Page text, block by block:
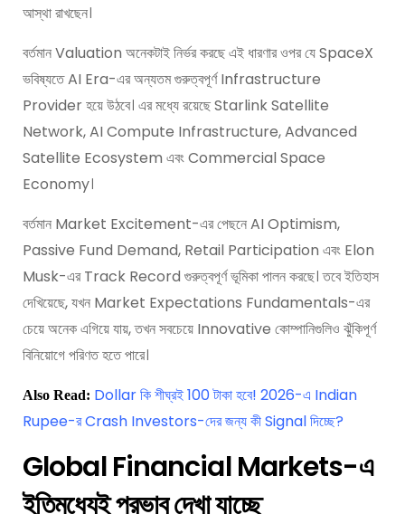
আস্থা রাখছেন।
বর্তমান Valuation অনেকটাই নির্ভর করছে এই ধারণার ওপর যে SpaceX
ভবিষ্যতে AI Era-এর অন্যতম গুরুত্বপূর্ণ Infrastructure
Provider হয়ে উঠবে। এর মধ্যে রয়েছে Starlink Satellite
Network, AI Compute Infrastructure, Advanced
Satellite Ecosystem এবং Commercial Space
Economy।
বর্তমান Market Excitement-এর পেছনে AI Optimism,
Passive Fund Demand, Retail Participation এবং Elon
Musk-এর Track Record গুরুত্বপূর্ণ ভূমিকা পালন করছে। তবে ইতিহাস
দেখিয়েছে, যখন Market Expectations Fundamentals-এর
চেয়ে অনেক এগিয়ে যায়, তখন সবচেয়ে Innovative কোম্পানিগুলিও ঝুঁকিপূর্ণ
বিনিয়োগে পরিণত হতে পারে।
Also Read: Dollar কি শীঘ্রই 100 টাকা হবে! 2026-এ Indian
Rupee-র Crash Investors-দের জন্য কী Signal দিচ্ছে?
Global Financial Markets-এ
ইতিমধ্যেই প্রভাব দেখা যাচ্ছে